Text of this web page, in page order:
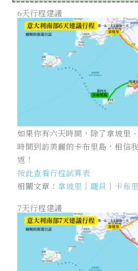
6天行程建議
如果你有六天時間，除了拿坡里
時間到訪美麗的卡布里島，相信
返！
按此查看行程試算表
相關文章： 拿坡里 ｜ 龐貝 ｜ 卡布
7天行程建議